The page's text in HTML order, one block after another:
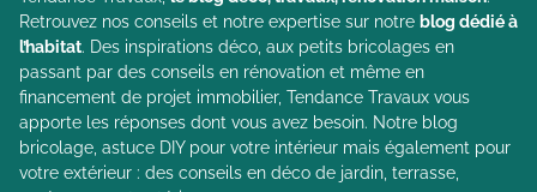
Retrouvez nos conseils et notre expertise sur notre blog dédié à
l’habitat. Des inspirations déco, aux petits bricolages en
passant par des conseils en rénovation et même en
financement de projet immobilier, Tendance Travaux vous
apporte les réponses dont vous avez besoin. Notre blog
bricolage, astuce DIY pour votre intérieur mais également pour
votre extérieur : des conseils en déco de jardin, terrasse,